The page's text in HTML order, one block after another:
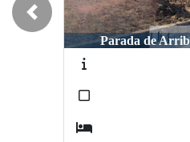
Parada de
Previous